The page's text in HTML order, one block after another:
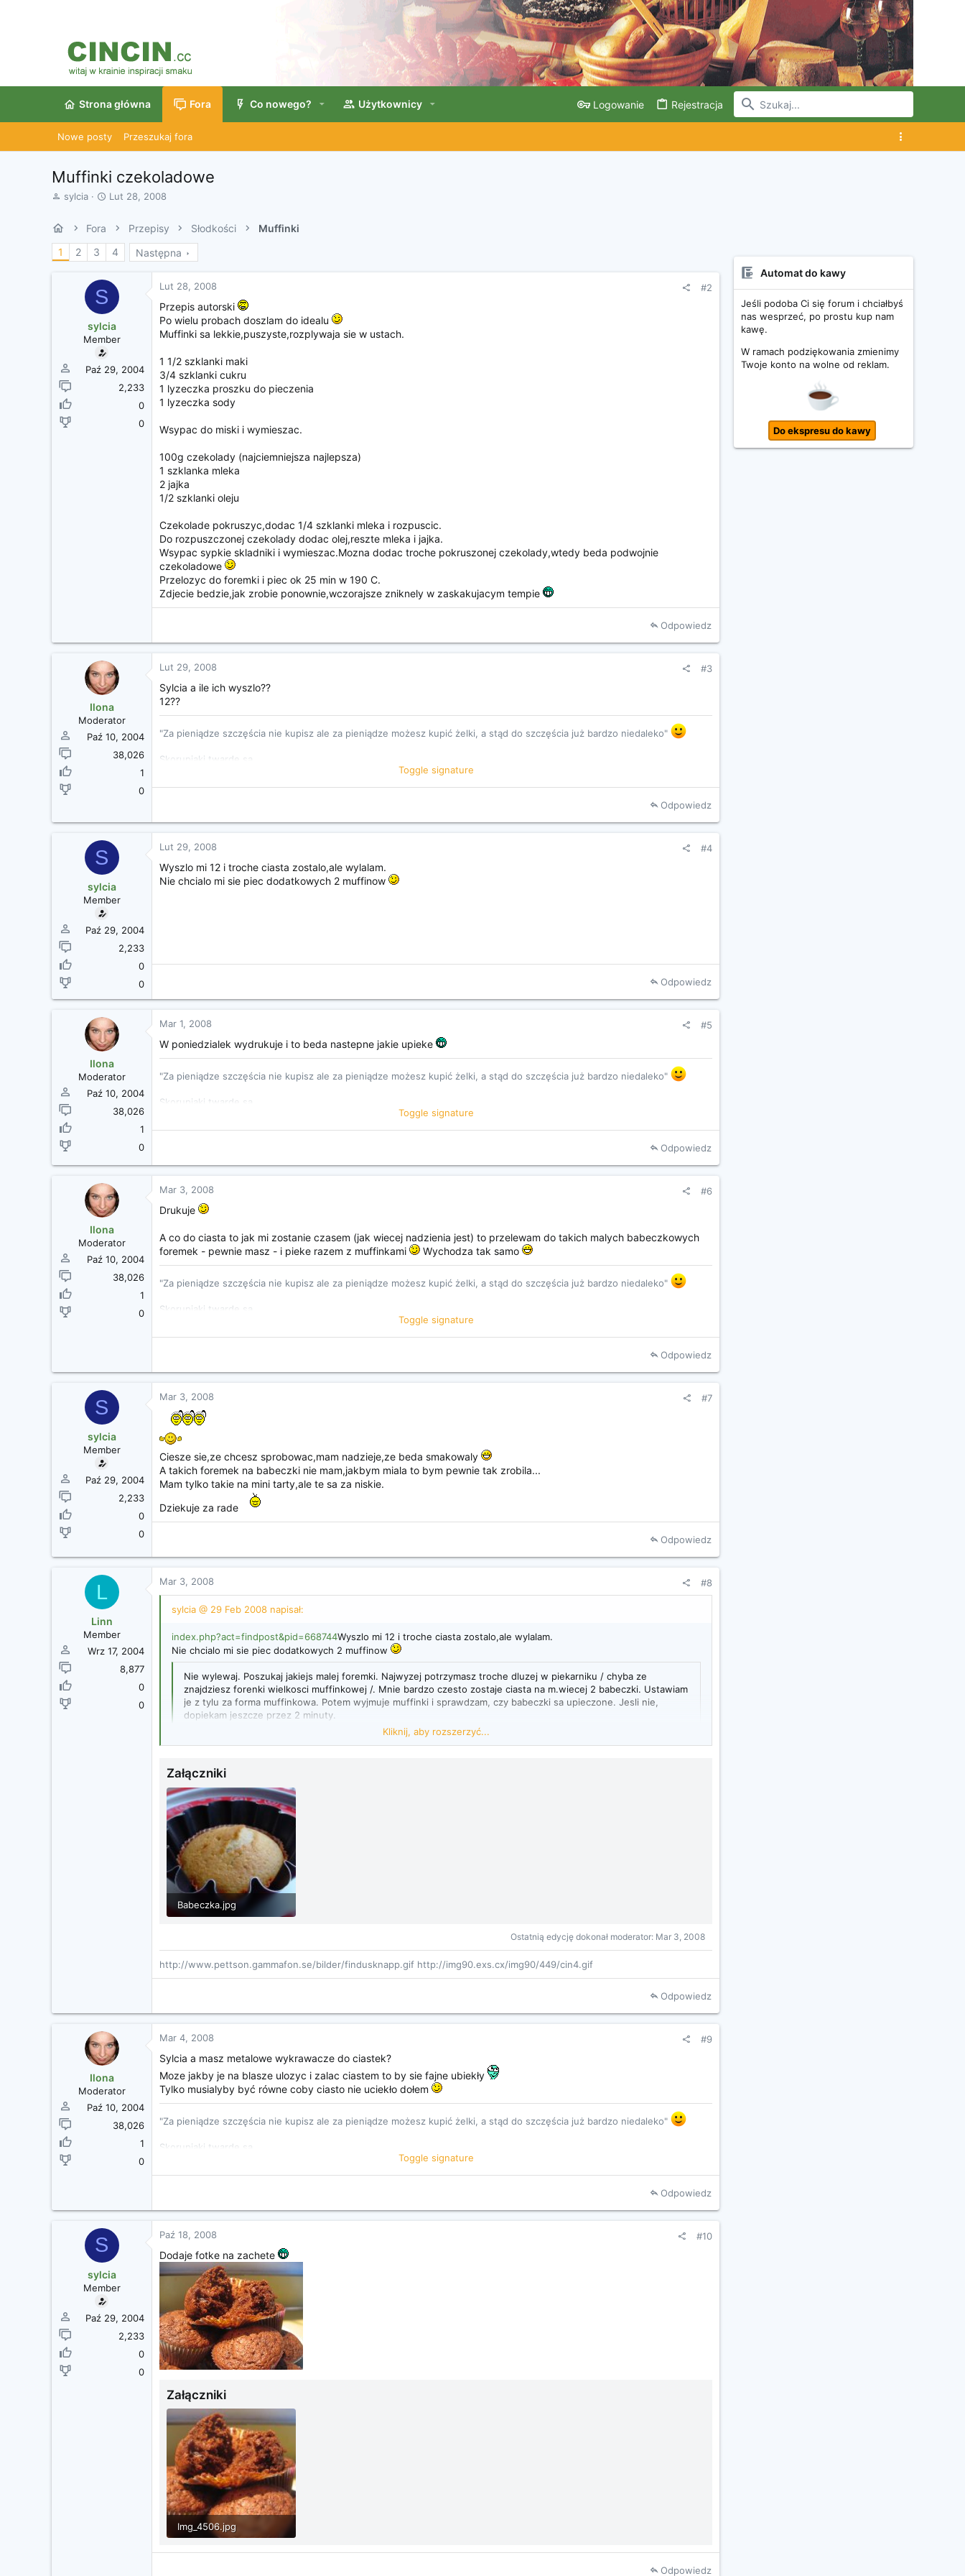
Strona główna Fora Co nowego? Użytkownicy Logowanie Rejestracja
Nowe posty Przeszukaj fora
Muffinki czekoladowe
A
r
w
sylcia
D
r
o
p
c
z
ę
a
Lut 28, 2008
Fora Przepisy Słodkości
Muffinki
1
2 3 4 Następna
S
sylcia
Member
Paź 29, 2004
2,233
0
0
Lut 28, 2008 #2
Przepis autorski
Po wielu probach doszlam do idealu
Muffinki sa lekkie,puszyste,rozplywaja sie w ustach.
1 1/2 szklanki maki
3/4 szklanki cukru
1 lyzeczka proszku do pieczenia
1 lyzeczka sody
Wsypac do miski i wymieszac.
100g czekolady (najciemniejsza najlepsza)
1 szklanka mleka
2 jajka
1/2 szklanki oleju
Czekolade pokruszyc,dodac 1/4 szklanki mleka i rozpuscic.
Do rozpuszczonej czekolady dodac olej,reszte mleka i jajka.
Wsypac sypkie skladniki i wymieszac.Mozna dodac troche pokruszonej czekolady,wtedy beda podwojnie
czekoladowe
Przelozyc do foremki i piec ok 25 min w 190 C.
Zdjecie bedzie,jak zrobie ponownie,wczorajsze zniknely w zaskakujacym tempie
Odpowiedz
Ilona
Moderator
Paź 10, 2004
38,026
1
0
Lut 29, 2008 #3
Sylcia a ile ich wyszlo??
12??
Toggle signature
"Za pieniądze szczęścia nie kupisz ale za pieniądze możesz kupić żelki, a stąd do szczęścia już bardzo niedaleko"
Skorupiaki twarde są...
http://www.cosgan.de/images/smilie/teufel/nO80.gif http://emotikona.pl/gify/pic/11wir.gif
Odpowiedz
S
sylcia
Member
Paź 29, 2004
2,233
0
0
Lut 29, 2008 #4
Wyszlo mi 12 i troche ciasta zostalo,ale wylalam.
Nie chcialo mi sie piec dodatkowych 2 muffinow
Odpowiedz
Ilona
Moderator
Paź 10, 2004
38,026
1
0
Mar 1, 2008 #5
W poniedzialek wydrukuje i to beda nastepne jakie upieke
Toggle signature
"Za pieniądze szczęścia nie kupisz ale za pieniądze możesz kupić żelki, a stąd do szczęścia już bardzo niedaleko"
Skorupiaki twarde są...
http://www.cosgan.de/images/smilie/teufel/nO80.gif http://emotikona.pl/gify/pic/11wir.gif
Odpowiedz
Ilona
Moderator
Paź 10, 2004
38,026
1
0
Mar 3, 2008 #6
Drukuje
A co do ciasta to jak mi zostanie czasem (jak wiecej nadzienia jest) to przelewam do takich malych babeczkowych
foremek - pewnie masz - i pieke razem z muffinkami
Wychodza tak samo
Toggle signature
"Za pieniądze szczęścia nie kupisz ale za pieniądze możesz kupić żelki, a stąd do szczęścia już bardzo niedaleko"
Skorupiaki twarde są...
http://www.cosgan.de/images/smilie/teufel/nO80.gif http://emotikona.pl/gify/pic/11wir.gif
Odpowiedz
S
sylcia
Member
Paź 29, 2004
2,233
0
0
Mar 3, 2008 #7
Ciesze sie,ze chcesz sprobowac,mam nadzieje,ze beda smakowaly
A takich foremek na babeczki nie mam,jakbym miala to bym pewnie tak zrobila...
Mam tylko takie na mini tarty,ale te sa za niskie.
Dziekuje za rade
Odpowiedz
L
Linn
Member
Wrz 17, 2004
8,877
0
0
Mar 3, 2008 #8
sylcia @ 29 Feb 2008 napisał:
index.php?act=findpost&pid=668744Wyszlo mi 12 i troche ciasta zostalo,ale wylalam.
Nie chcialo mi sie piec dodatkowych 2 muffinow
Nie wylewaj. Poszukaj jakiejs malej foremki. Najwyzej potrzymasz troche dluzej w piekarniku / chyba ze
znajdziesz forenki wielkosci muffinkowej /. Mnie bardzo czesto zostaje ciasta na m.wiecej 2 babeczki. Ustawiam
je z tylu za forma muffinkowa. Potem wyjmuje muffinki i sprawdzam, czy babeczki sa upieczone. Jesli nie,
dopiekam jeszcze przez 2 minuty.
Kliknij, aby rozszerzyć...
Załączniki
Babeczka.jpg
Ostatnią edycję dokonał moderator: Mar 3, 2008
http://www.pettson.gammafon.se/bilder/findusknapp.gif http://img90.exs.cx/img90/449/cin4.gif
Odpowiedz
Ilona
Moderator
Paź 10, 2004
38,026
1
0
Mar 4, 2008 #9
Sylcia a masz metalowe wykrawacze do ciastek?
Moze jakby je na blasze ulozyc i zalac ciastem to by sie fajne ubiekły
Tylko musialyby być równe coby ciasto nie uciekło dołem
Toggle signature
"Za pieniądze szczęścia nie kupisz ale za pieniądze możesz kupić żelki, a stąd do szczęścia już bardzo niedaleko"
Skorupiaki twarde są...
http://www.cosgan.de/images/smilie/teufel/nO80.gif http://emotikona.pl/gify/pic/11wir.gif
Odpowiedz
S
sylcia
Member
Paź 29, 2004
2,233
0
0
Paź 18, 2008 #10
Dodaje fotke na zachete
Załączniki
Img_4506.jpg
Odpowiedz
Automat do kawy
Jeśli podoba Ci się forum i chciałbyś
nas wesprzeć, po prostu kup nam
kawę.
W ramach podziękowania zmienimy
Twoje konto na wolne od reklam.
Do ekspresu do kawy